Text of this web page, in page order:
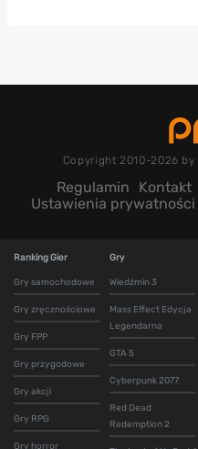
Copyright 2010-2026
Regulamin Kontakt
Ustawienia prywatności
Ranking Gier
Gry samochodowe
Gry zręcznościowe
Gry FPP
Gry przygodowe
Gry akcji
Gry RPG
Gry horror
Gry
Wiedźmin 3
Mass Effect Edycja
Legendarna
GTA 5
Cyberpunk 2077
Red Dead
Redemption 2